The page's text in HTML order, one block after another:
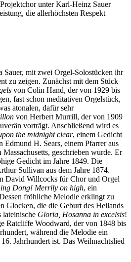
unter Karl-Heinz Sauer
die allerhöchsten Respekt
Sauer, mit zwei Orgel-Solostücken ihr
zu zeigen. Zunächst mit dem Stück
von Colin Hand, der von 1929 bis
fast schon meditativen Orgelstück,
atonalen, dafür sehr
von Herbert Murrill, der von 1909
vorträgt. Anschließend wird es
the midnight clear, einem Gedicht
Edmund H. Sears, einem Pfarrer aus
geschrieben wurde. Er
Gedicht im Jahre 1849. Die
Sullivan aus dem Jahre 1874.
David Willcocks für Chor und Orgel
Dong! Merrily on high, ein
fröhliche Melodie erklingt zu
Glocken, die die Geburt des Heilands
lateinische Gloria, Hosanna in excelsis!
Ratcliffe Woodward, der von 1848 bis
während die Melodie ein
Jahrhundert ist. Das Weihnachtslied